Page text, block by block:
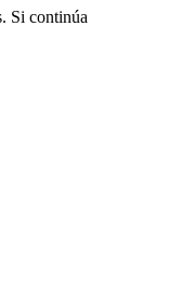
Si continúa